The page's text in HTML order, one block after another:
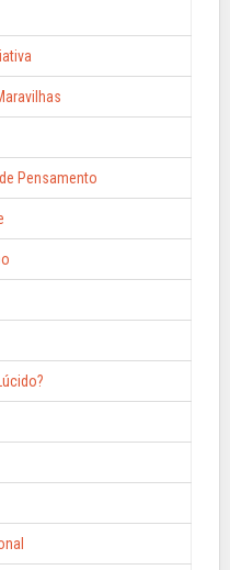
Pensamento